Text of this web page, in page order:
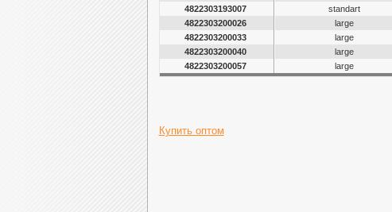
4822303193007
standart
4822303200026
large
4822303200033
large
4822303200040
large
4822303200057
large
Купить оптом